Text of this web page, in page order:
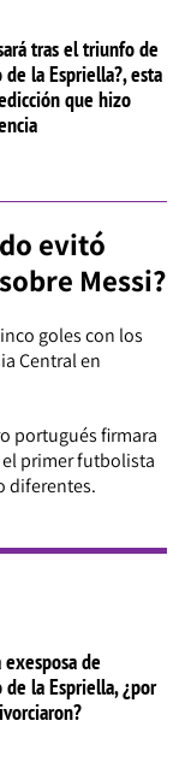
tras el triunfo de
la Espriella?, esta
que hizo
evitó
Messi?
goles con los
Central en
portugués firmara
primer futbolista
diferentes.
de
de la Espriella, ¿por